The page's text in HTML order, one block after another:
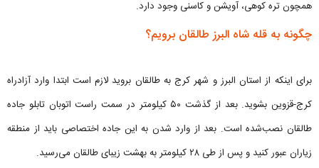
همچون تره کوهی، آویشن و کاسنی وجود دارد.
چگونه به قله شاه البرز طالقان برویم؟
برای اینکه از استان البرز و شهر کرج به طالقان بروید لازم است ابتدا وارد آزادراه
کرج-قزوین بشوید. بعد از گذشت ۵۰ کیلومتر در سمت راست اتوبان تابلو جاده
طالقان نصب‌شده است. بعد از وارد شدن به این جاده اختصاصی باید از منطقه
زیاران عبور کنید و پس از طی ۲۸ کیلومتر به بهشت زیبای طالقان می‌رسید.